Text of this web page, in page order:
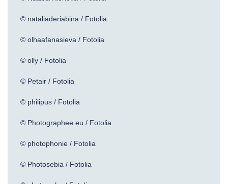
© nataliaderiabina / Fotolia
© olhaafanasieva / Fotolia
© olly / Fotolia
© Petair / Fotolia
© philipus / Fotolia
© Photographee.eu / Fotolia
© photophonie / Fotolia
© Photosebia / Fotolia